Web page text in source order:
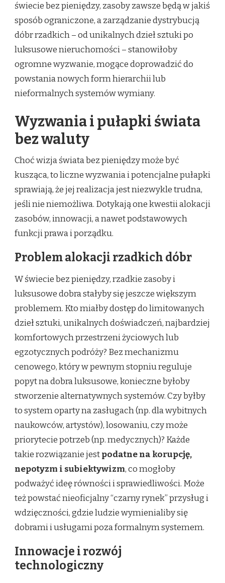
świecie bez pieniędzy, zasoby zawsze będą w jakiś
sposób ograniczone, a zarządzanie dystrybucją
dóbr rzadkich – od unikalnych dzieł sztuki po
luksusowe nieruchomości – stanowiłoby
ogromne wyzwanie, mogące doprowadzić do
powstania nowych form hierarchii lub
nieformalnych systemów wymiany.
Wyzwania i pułapki świata
bez waluty
Choć wizja świata bez pieniędzy może być
kusząca, to liczne wyzwania i potencjalne pułapki
sprawiają, że jej realizacja jest niezwykle trudna,
jeśli nie niemożliwa. Dotykają one kwestii alokacji
zasobów, innowacji, a nawet podstawowych
funkcji prawa i porządku.
Problem alokacji rzadkich dóbr
W świecie bez pieniędzy, rzadkie zasoby i
luksusowe dobra stałyby się jeszcze większym
problemem. Kto miałby dostęp do limitowanych
dzieł sztuki, unikalnych doświadczeń, najbardziej
komfortowych przestrzeni życiowych lub
egzotycznych podróży? Bez mechanizmu
cenowego, który w pewnym stopniu reguluje
popyt na dobra luksusowe, konieczne byłoby
stworzenie alternatywnych systemów. Czy byłby
to system oparty na zasługach (np. dla wybitnych
naukowców, artystów), losowaniu, czy może
priorytecie potrzeb (np. medycznych)? Każde
takie rozwiązanie jestpodatne na korupcję,
nepotyzm i subiektywizm, co mogłoby
podważyć ideę równości i sprawiedliwości. Może
też powstać nieoficjalny “czarny rynek” przysług i
wdzięczności, gdzie ludzie wymienialiby się
dobrami i usługami poza formalnym systemem.
Innowacje i rozwój
technologiczny